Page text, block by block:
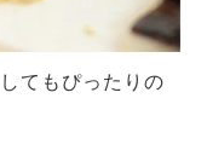
てもぴったりの